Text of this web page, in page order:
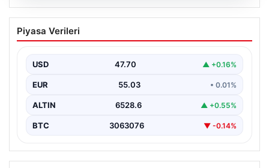
06.08.2026
Altın fiyatları canlı 8 Nisan 2026: Altın
fiyatları ne kadar oldu? Gram, çeyrek,
fiyatları
Piyasa Verileri
USD 47.70 ▲ +0.16%
EUR 55.03 • 0.01%
ALTIN 6528.6 ▲ +0.55%
BTC 3063076 ▼ -0.14%